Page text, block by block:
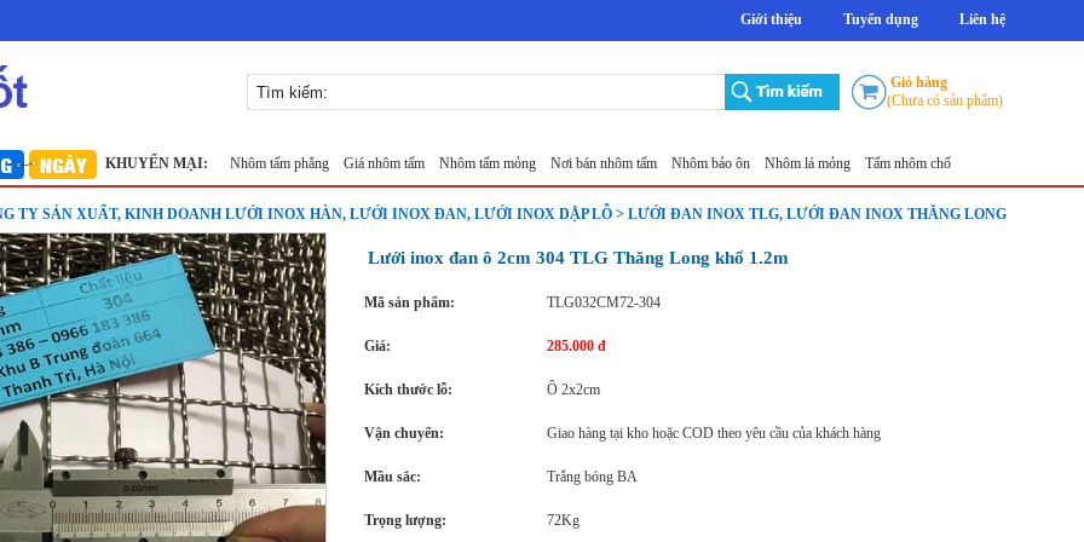
Giới thiệu Tuyển dụng Liên hệ
Giỏ hàng
(Chưa có sản phẩm)
KHUYẾN MẠI:
đan ô vuông Thăng Long Nhôm tấm phẳng Giá nhôm tấm Nhôm tấm mỏng Nơi bán nhôm tấm Nhôm bảo ôn Nhôm lá mỏng Tấm nhôm chống trượt 5mm Thăng Long
TY SẢN XUẤT, KINH DOANH LƯỚI INOX HÀN, LƯỚI INOX ĐAN, LƯỚI INOX DẬP LỖ > LƯỚI ĐAN INOX TLG, LƯỚI ĐAN INOX THĂNG LONG
Lưới inox đan ô 2cm 304 TLG Thăng Long khổ 1.2m
Mã sản phẩm: TLG032CM72-304
Giá: 285.000 đ
Kích thước lỗ: Ô 2x2cm
Vận chuyển: Giao hàng tại kho hoặc COD theo yêu cầu của khách hàng
Mầu sắc: Trắng bóng BA
Trọng lượng: 72Kg